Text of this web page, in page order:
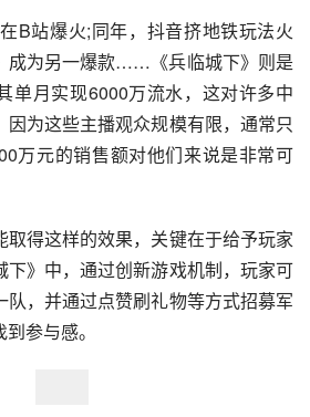
B站爆火;同年，抖音挤地铁玩法火
成为另一爆款……《兵临城下》则是
单月实现6000万流水，这对许多中
为这些主播观众规模有限，通常只
万元的销售额对他们来说是非常可
取得这样的效果，关键在于给予玩家
下》中，通过创新游戏机制，玩家可
队，并通过点赞刷礼物等方式招募军
参与感。